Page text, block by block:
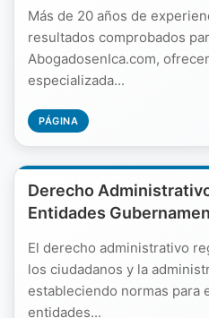
Más de 20 años de
resultados comprobados
AbogadosenIca.com,
especializada...
PÁGINA
Derecho
Entidades
El derecho administrativo
los ciudadanos y la
estableciendo normas para
entidades...